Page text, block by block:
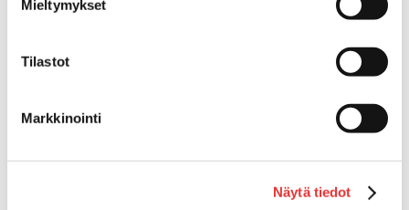
Mieltymykset
Tilastot
Markkinointi
Näytä tiedot